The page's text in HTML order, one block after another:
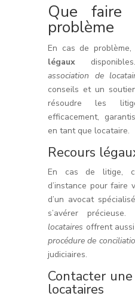
Que faire
problème
En cas de
légaux
association de
conseils et un
résoudre les
efficacement,
en tant que locataire.
Recours
En cas de litige,
d’instance pour faire
d’un avocat
s’avérer
locataires offrent
procédure de
judiciaires.
Contacter
locataires